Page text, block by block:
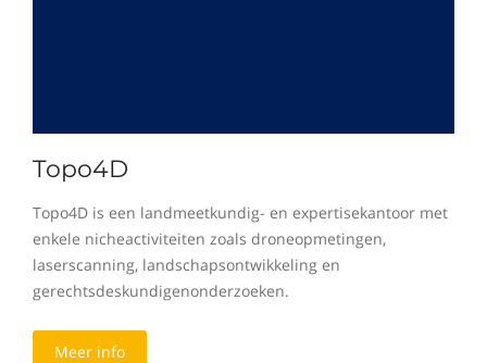
Topo4D
Topo4D is een landmeetkundig- en expertisekantoor met
enkele nicheactiviteiten zoals droneopmetingen,
laserscanning, landschapsontwikkeling en
gerechtsdeskundigenonderzoeken.
Meer info